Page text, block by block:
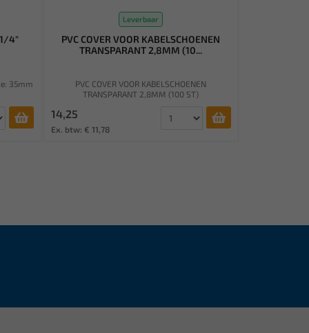
4"
35mm
Leverbaar
PVC COVER VOOR KABELSCHOENEN
TRANSPARANT 2,8MM (10...
PVC COVER VOOR KABELSCHOENEN
TRANSPARANT 2,8MM (100 ST)
14,25
Ex. btw: € 11,78